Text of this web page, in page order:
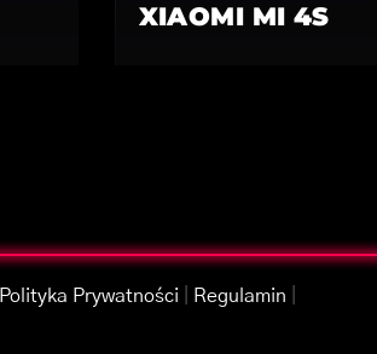
XIAOMI MI 4S
Polityka Prywatności Regulamin